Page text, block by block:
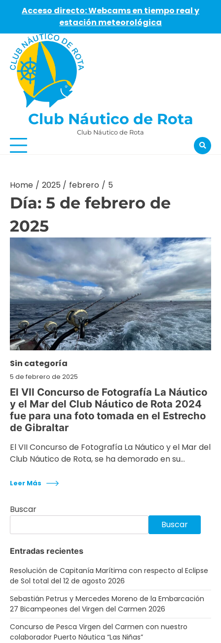
Acceso directo: Webcams en tiempo real y
estación meteorológica
content
Club Náutico de Rota
Club Náutico de Rota
Home 2025 febrero 5
Día: 5 de febrero de
2025
Sin categoría
5 de febrero de 2025
El VII Concurso de Fotografía La Náutico
y el Mar del Club Náutico de Rota 2024
fue para una foto tomada en el Estrecho
de Gibraltar
El VII Concurso de Fotografía La Náutico y el Mar del
Club Náutico de Rota, se ha demorado en su…
Leer Más
Buscar
Buscar
Entradas recientes
Resolución de Capitanía Marítima con respecto al Eclipse
de Sol total del 12 de agosto 2026
Sebastián Petrus y Mercedes Moreno de la Embarcación
27 Bicampeones del Virgen del Carmen 2026
Concurso de Pesca Virgen del Carmen con nuestro
colaborador Puerto Náutica “Las Niñas”